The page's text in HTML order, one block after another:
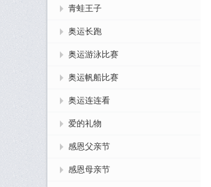
青蛙王子
奥运长跑
奥运游泳比赛
奥运帆船比赛
奥运连连看
爱的礼物
感恩父亲节
感恩母亲节